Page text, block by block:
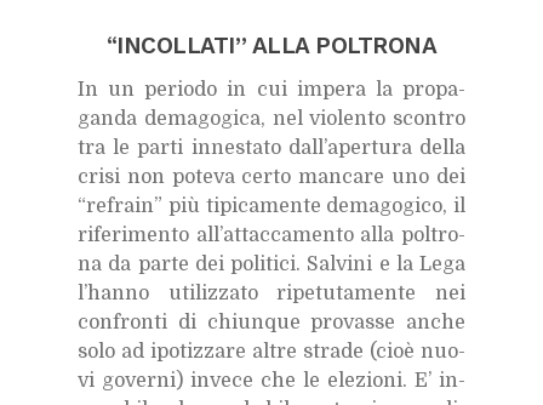
“IN­COL­LA­TI” ALLA POL­TRO­NA
In un pe­rio­do in cui im­pe­ra la pro­pa­
gan­da de­ma­go­gi­ca, nel vio­len­to scon­tro
tra le par­ti in­ne­sta­to dal­l’a­per­tu­ra del­la
cri­si non po­te­va cer­to man­ca­re uno dei
“re­frain” più ti­pi­ca­men­te de­ma­go­gi­co, il
ri­fe­ri­men­to al­l’at­tac­ca­men­to alla pol­tro­
na da par­te dei po­li­ti­ci. Sal­vi­ni e la Lega
l’han­no uti­liz­za­to ri­pe­tu­ta­men­te nei
con­fron­ti di chiun­que pro­vas­se an­che
solo ad ipo­tiz­za­re al­tre stra­de (cioè nuo­
vi go­ver­ni) in­ve­ce che le ele­zio­ni. E’ in­